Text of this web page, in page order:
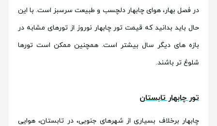
در فصل بهار، هوای چابهار دلچسب و طبیعت سرسبز است. با این
حال باید بدانید که قیمت تور چابهار نوروز از تورهای مشابه در
بازه های دیگر سال بیشتر است. همچنین ممکن است تورها
شلوغ تر باشند.
تور چابهار تابستان
چابهار برخلاف بسیاری از شهرهای جنوبی، در تابستان، هوایی